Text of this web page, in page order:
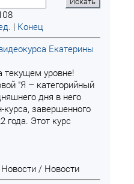
| Конец
Екатерины
уровне!
"Я – категорийный
дня в него
завершенного
года. Этот курс
Новости / Новости